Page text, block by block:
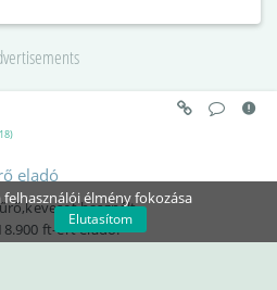
eladó
használt
ft-ért eladó.
élmény fokozása
Elutasítom